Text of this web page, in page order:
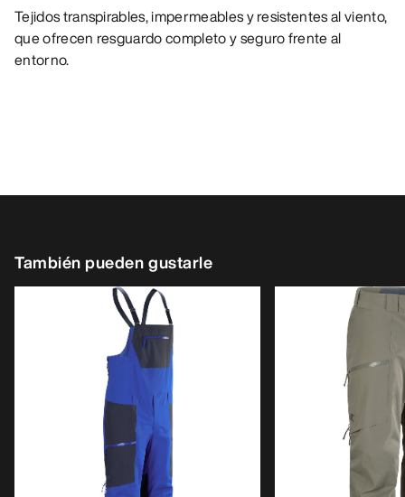
Tejidos transpirables, impermeables y resistentes al viento,
que ofrecen resguardo completo y seguro frente al
entorno.
También pueden gustarle